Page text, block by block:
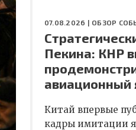
07.08.2026 | ОБЗОР
Пекина: КНР
авиационный
Китай впервые
кадры имитации